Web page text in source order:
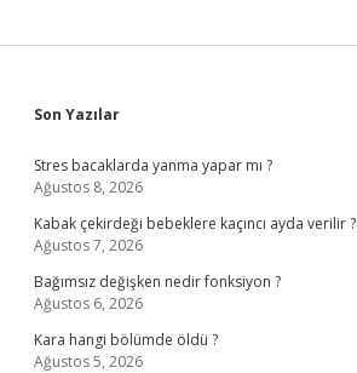
Sidebar
Son Yazılar
Stres bacaklarda yanma yapar mı ?
Ağustos 8, 2026
Kabak çekirdeği bebeklere kaçıncı ayda verilir ?
Ağustos 7, 2026
Bağımsız değişken nedir fonksiyon ?
Ağustos 6, 2026
Kara hangi bölümde öldü ?
Ağustos 5, 2026